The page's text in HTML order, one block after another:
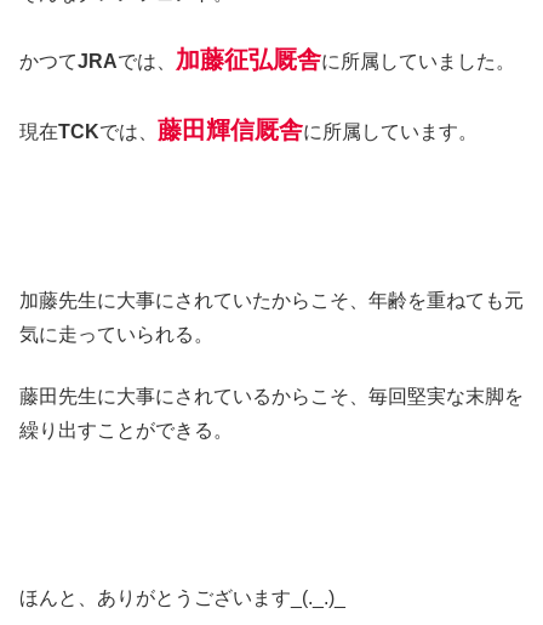
かつてJRAでは、 加藤征弘厩舎に所属していました。
現在TCKでは、 藤田輝信厩舎に所属しています。
加藤先生に大事にされていたからこそ、年齢を重ねても元
気に走っていられる。
藤田先生に大事にされているからこそ、毎回堅実な末脚を
繰り出すことができる。
ほんと、ありがとうございます_(._.)_